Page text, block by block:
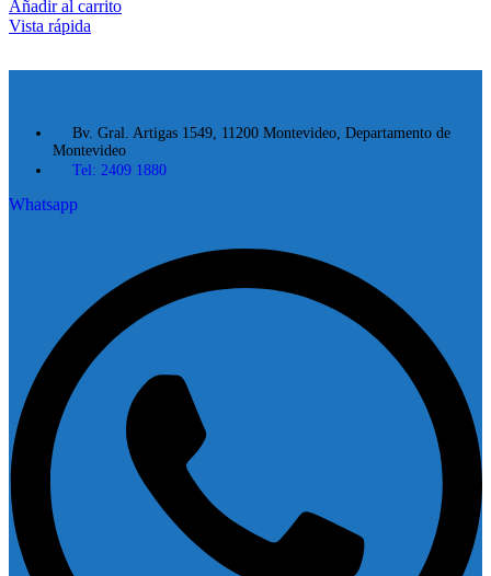
Añadir al carrito
Vista rápida
Bv. Gral. Artigas 1549, 11200 Montevideo, Departamento de
Montevideo
Tel: 2409 1880
Whatsapp